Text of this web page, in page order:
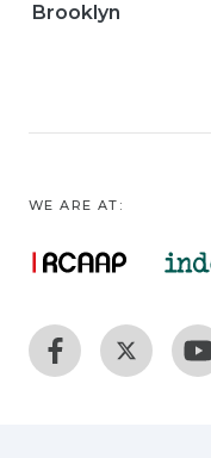
Brooklyn
WE ARE AT: